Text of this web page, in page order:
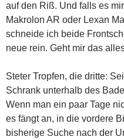
auf den Riß. Und falls es
Makrolon AR oder Lexan
schneide ich beide
neue rein. Geht mir das
Steter Tropfen, die dritte:
Schrank unterhalb des
Wenn man ein paar Tage
es fängt an, in die vordere
bisherige Suche nach der